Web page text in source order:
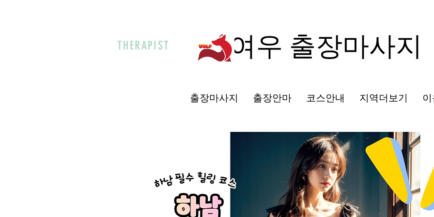
THERAPIST 여우 출장마사지
출장마사지 출장안마 코스안내 지역더보기